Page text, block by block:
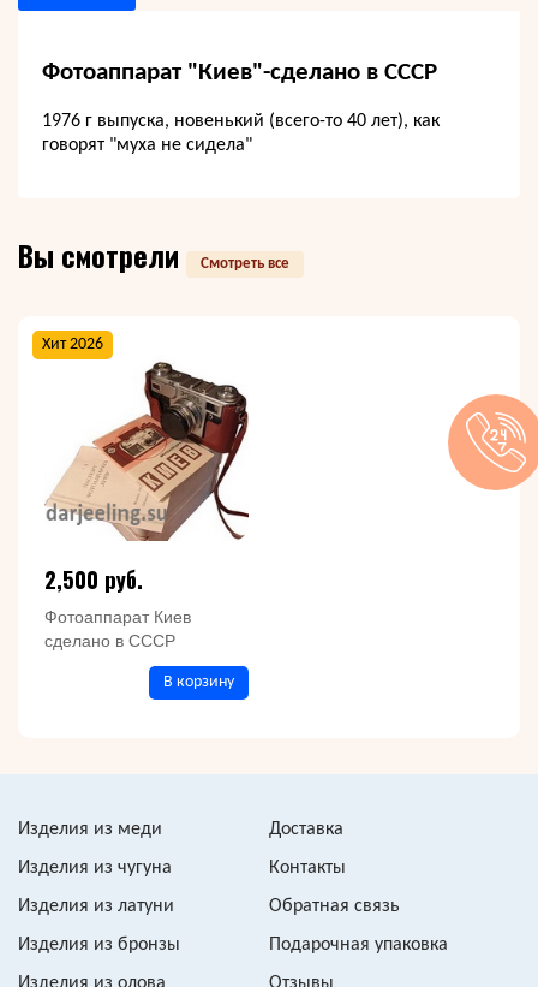
Фотоаппарат "Киев"-сделано в СССР
1976 г выпуска, новенький (всего-то 40 лет), как
говорят "муха не сидела"
Вы смотрели Смотреть все
Хит 2026
2,500 руб.
Фотоаппарат Киев
сделано в СССР
В корзину
Изделия из меди
Изделия из чугуна
Изделия из латуни
Изделия из бронзы
Доставка
Контакты
Обратная связь
Подарочная упаковка